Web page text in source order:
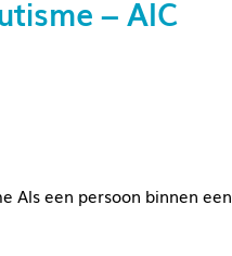
– AIC
Als een persoon binnen een